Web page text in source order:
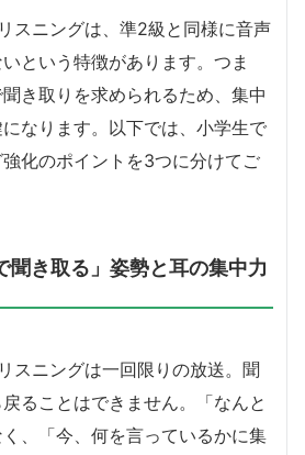
スニングは、準2級と同様に音声
という特徴があります。つま
聞き取りを求められるため、集中
なります。以下では、小学生で
化のポイントを3つに分けてご
き取る」姿勢と耳の集中力
スニングは一回限りの放送。聞
ることはできません。「なんと
、「今、何を言っているかに集